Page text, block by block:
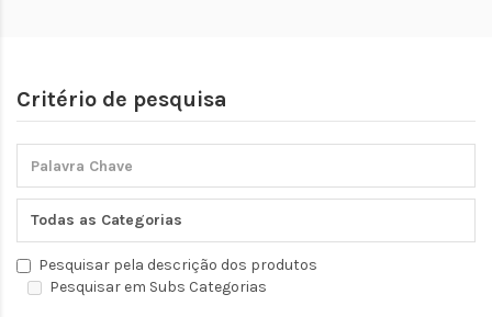
Critério de pesquisa
Pesquisar pela descrição dos produtos
Pesquisar em Subs Categorias